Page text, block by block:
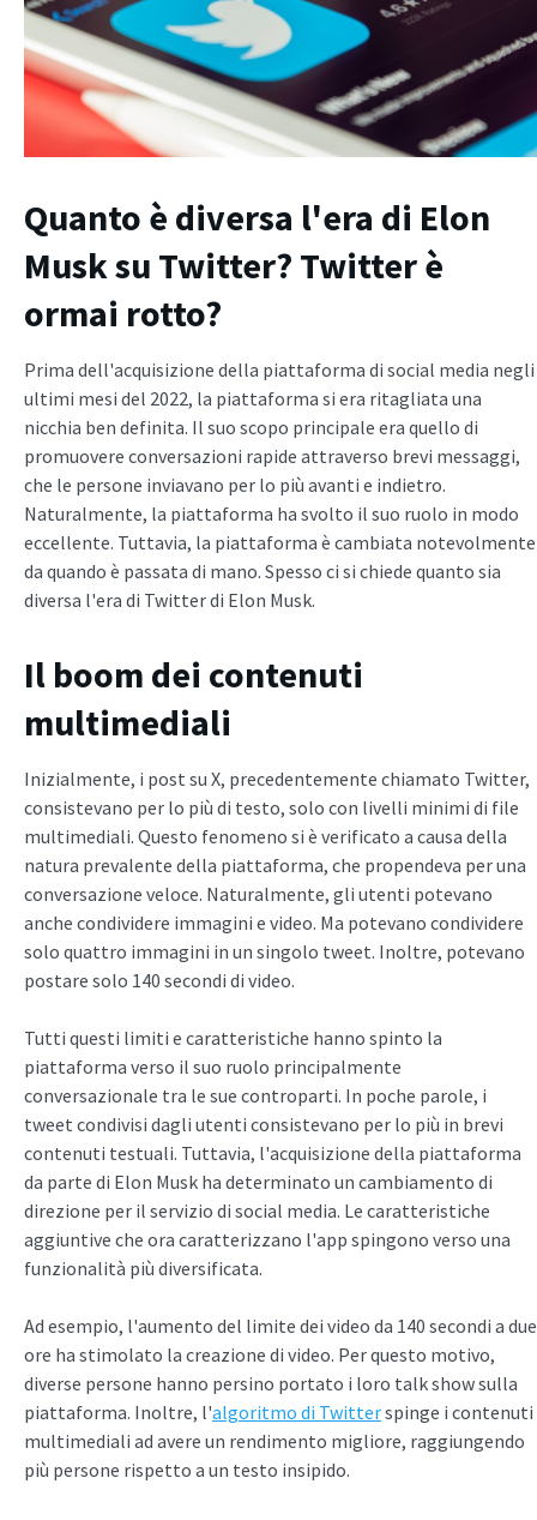
Quanto è diversa l'era di Elon
Musk su Twitter? Twitter è
ormai rotto?
Prima dell'acquisizione della piattaforma di social media negli
ultimi mesi del 2022, la piattaforma si era ritagliata una
nicchia ben definita. Il suo scopo principale era quello di
promuovere conversazioni rapide attraverso brevi messaggi,
che le persone inviavano per lo più avanti e indietro.
Naturalmente, la piattaforma ha svolto il suo ruolo in modo
eccellente. Tuttavia, la piattaforma è cambiata notevolmente
da quando è passata di mano. Spesso ci si chiede quanto sia
diversa l'era di Twitter di Elon Musk.
Il boom dei contenuti
multimediali
Inizialmente, i post su X, precedentemente chiamato Twitter,
consistevano per lo più di testo, solo con livelli minimi di file
multimediali. Questo fenomeno si è verificato a causa della
natura prevalente della piattaforma, che propendeva per una
conversazione veloce. Naturalmente, gli utenti potevano
anche condividere immagini e video. Ma potevano condividere
solo quattro immagini in un singolo tweet. Inoltre, potevano
postare solo 140 secondi di video.
Tutti questi limiti e caratteristiche hanno spinto la
piattaforma verso il suo ruolo principalmente
conversazionale tra le sue controparti. In poche parole, i
tweet condivisi dagli utenti consistevano per lo più in brevi
contenuti testuali. Tuttavia, l'acquisizione della piattaforma
da parte di Elon Musk ha determinato un cambiamento di
direzione per il servizio di social media. Le caratteristiche
aggiuntive che ora caratterizzano l'app spingono verso una
funzionalità più diversificata.
Ad esempio, l'aumento del limite dei video da 140 secondi a due
ore ha stimolato la creazione di video. Per questo motivo,
diverse persone hanno persino portato i loro talk show sulla
piattaforma. Inoltre, l'algoritmo di Twitterspinge i contenuti
multimediali ad avere un rendimento migliore, raggiungendo
più persone rispetto a un testo insipido.